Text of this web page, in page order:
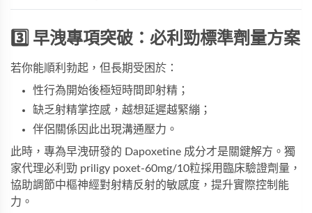
3️⃣ 早洩專項突破：必利勁標準劑量方案
若你能順利勃起，但長期受困於：
性行為開始後極短時間即射精；
缺乏射精掌控感，越想延遲越緊繃；
伴侶關係因此出現溝通壓力。
此時，專為早洩研發的 Dapoxetine 成分才是關鍵解方。 獨
家代理必利勁 priligy poxet-60mg/10粒採用臨床驗證劑量，
協助調節中樞神經對射精反射的敏感度，提升實際控制能
力。